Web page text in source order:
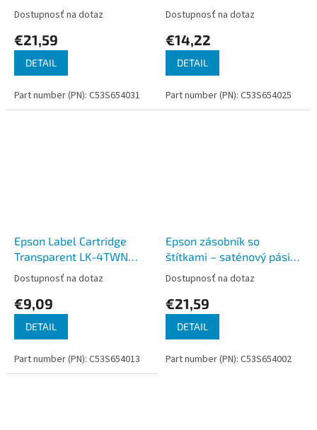
LK-4HKK, čierna/ružová,
12 mm (5 m)
Dostupnosť na dotaz
€21,59
DETAIL
Part number (PN): C53S654031
Black/White 12mm (2m)
Dostupnosť na dotaz
€14,22
DETAIL
Part number (PN): C53S654025
Epson Label Cartridge
Transparent LK-4TWN
Transparent
White/transparent 12mm
(9m)
Dostupnosť na dotaz
€9,09
DETAIL
Part number (PN): C53S654013
Epson zásobník so
štítkami – saténový pásik,
LK-4HKK, zlatá /
námornícka modrá, 12 mm
(5 m)
Dostupnosť na dotaz
€21,59
DETAIL
Part number (PN): C53S654002